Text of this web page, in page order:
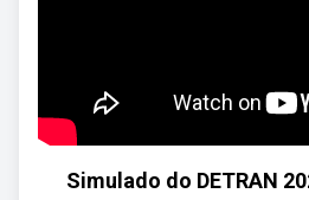
Simulado do DETRAN